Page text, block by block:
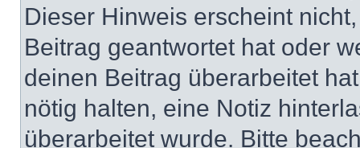
Dieser Hinweis erscheint
Beitrag geantwortet hat oder
deinen Beitrag überarbeitet
nötig halten, eine Notiz
überarbeitet wurde. Bitte